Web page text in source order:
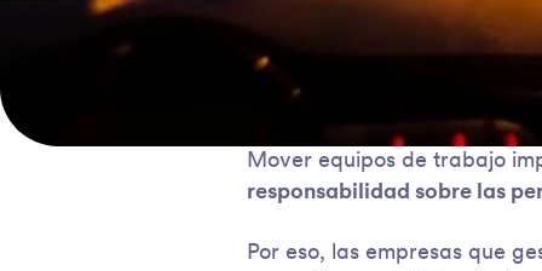
Mover equipos de trabajo
responsabilidad sobre las
Por eso, las empresas que